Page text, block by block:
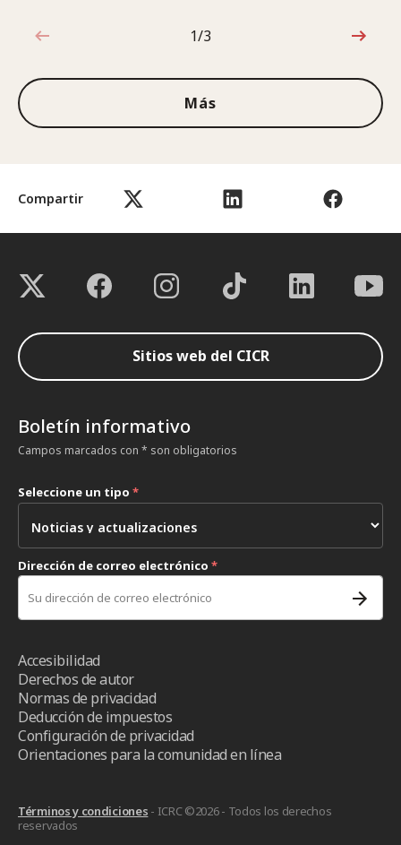
Compartir
1de3
1/3
Más
Sitios web del CICR
Boletín informativo
Campos marcados con * son obligatorios
Seleccione un tipo *
Dirección de correo electrónico *
Accesibilidad
Derechos de autor
Normas de privacidad
Deducción de impuestos
Configuración de privacidad
Orientaciones para la comunidad en línea
Términos y condiciones - ICRC ©2026 - Todos los derechos
reservados